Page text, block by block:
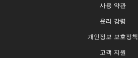
사용 약관
윤리 강령
개인정보 보호정책
고객 지원